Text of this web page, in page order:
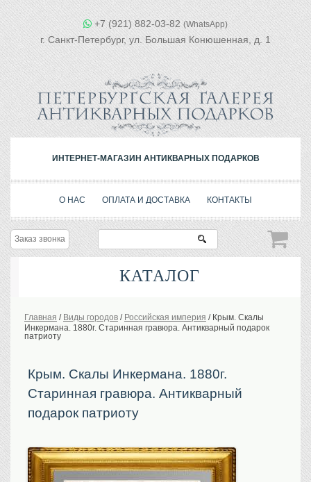
+7 (921) 882-03-82 (WhatsApp)
г. Санкт-Петербург, ул. Большая Конюшенная, д. 1
ИНТЕРНЕТ-МАГАЗИН АНТИКВАРНЫХ ПОДАРКОВ
О НАС ОПЛАТА И ДОСТАВКА КОНТАКТЫ
Заказ звонка
КАТАЛОГ
История Российской империи. Обычаи
Портреты царской
Старинные планы городов
Санкт-Петербург
Российская империя
Главная / Виды городов / Российская империя / Крым. Скалы
Инкермана. 1880г. Старинная гравюра. Антикварный подарок
патриоту
Крым. Скалы Инкермана. 1880г.
Старинная гравюра. Антикварный
подарок патриоту